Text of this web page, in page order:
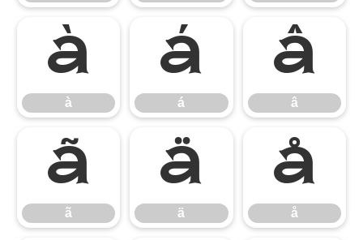
à
à
á
á
â
â
ã
ã
ä
ä
å
å